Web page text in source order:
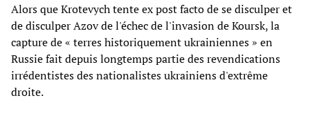
Alors que Krotevych tente ex post facto de se disculper et
de disculper Azov de l'échec de l'invasion de Koursk, la
capture de « terres historiquement ukrainiennes » en
Russie fait depuis longtemps partie des revendications
irrédentistes des nationalistes ukrainiens d'extrême
droite.